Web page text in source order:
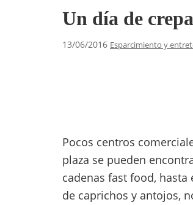
Un día de
13/06/2016 Esparcimiento y
Pocos centros
plaza se pueden
cadenas fast food,
de caprichos y antojos,